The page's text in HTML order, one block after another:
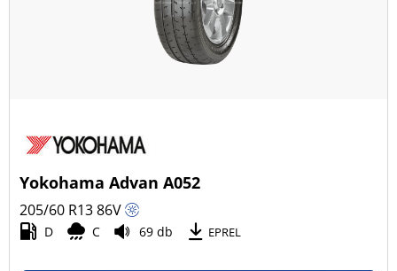
Yokohama Advan A052
205/60 R1386V
D C 69 db EPREL